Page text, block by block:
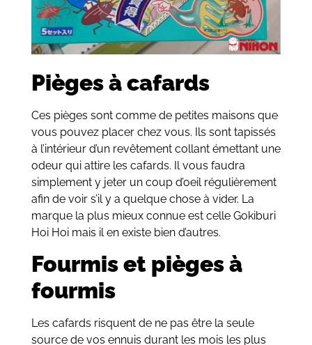
Pièges à cafards
Ces pièges sont comme de petites maisons que
vous pouvez placer chez vous. Ils sont tapissés
à l’intérieur d’un revêtement collant émettant une
odeur qui attire les cafards. Il vous faudra
simplement y jeter un coup d’oeil régulièrement
afin de voir s’il y a quelque chose à vider. La
marque la plus mieux connue est celle Gokiburi
Hoi Hoi mais il en existe bien d’autres.
Fourmis et pièges à
fourmis
Les cafards risquent de ne pas être la seule
source de vos ennuis durant les mois les plus